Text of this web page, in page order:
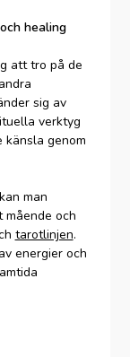
healing
att tro på de
sig av
verktyg
genom
man
och
tarotlinjen.
energier och